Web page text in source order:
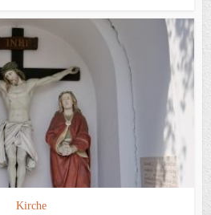
Kirche